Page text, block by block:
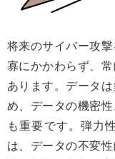
将来のサイバー攻
寡にかかわらず、
あります。データ
め、データの機密
も重要です。弾力
は、データの不変